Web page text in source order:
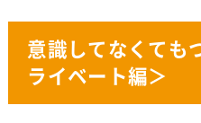
意識してなくても
ライベート編＞